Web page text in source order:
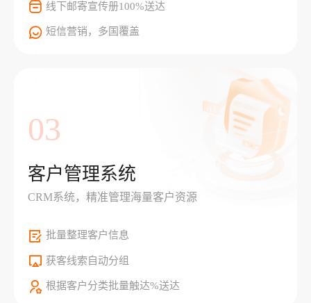
线下邮寄宣传册100%送达
短信营销，多国覆盖
03
客户管理系统
CRM系统，精准管理海量客户资源
批量整理客户信息
获客线索自动分组
根据客户分类批量触达%送达